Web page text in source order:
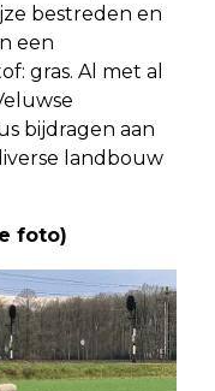
bestreden en
een
gras. Al met al
bijdragen aan
landbouw
foto)